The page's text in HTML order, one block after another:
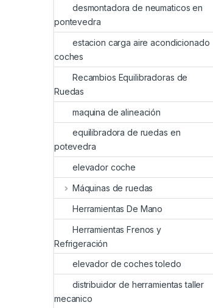
desmontadora de neumaticos en
pontevedra
estacion carga aire acondicionado
coches
Recambios Equilibradoras de
Ruedas
maquina de alineación
equilibradora de ruedas en
potevedra
elevador coche
Máquinas de ruedas
Herramientas De Mano
Herramientas Frenos y
Refrigeración
elevador de coches toledo
distribuidor de herramientas taller
mecanico